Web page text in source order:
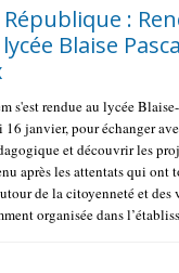
:
Blaise
s'est rendue au lycée
janvier, pour échanger
et découvrir les
après les attentats qui ont
de la citoyenneté et des
organisée dans